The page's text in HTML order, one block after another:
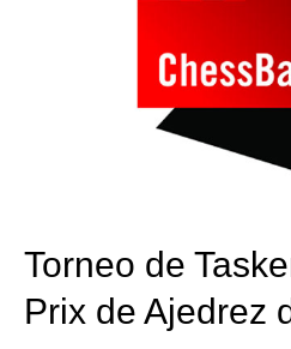
Torneo de
Prix de Ajedrez